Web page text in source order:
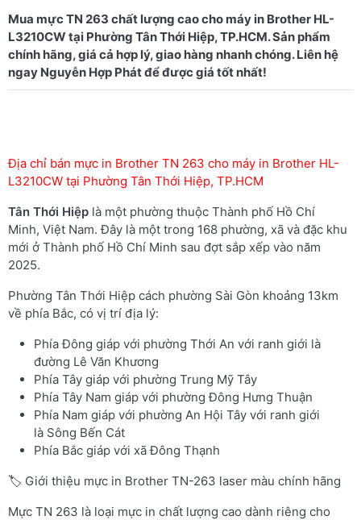
Mua mực TN 263 chất lượng cao cho máy in Brother HL-
L3210CW tại Phường Tân Thới Hiệp, TP.HCM. Sản phẩm
chính hãng, giá cả hợp lý, giao hàng nhanh chóng. Liên hệ
Địa chỉ bán mực in Brother TN 263 cho máy in Brother HL-
L3210CW tại Phường Tân Thới Hiệp, TP.HCM
Tân Thới Hiệp là một phường thuộc Thành phố Hồ Chí
Minh, Việt Nam. Đây là một trong 168 phường, xã và đặc khu
mới ở Thành phố Hồ Chí Minh sau đợt sắp xếp vào năm
2025.
Phường Tân Thới Hiệp cách phường Sài Gòn khoảng 13km
về phía Bắc, có vị trí địa lý:
Phía Đông giáp với phường Thới An với ranh giới là
đường Lê Văn Khương
Phía Tây giáp với phường Trung Mỹ Tây
Phía Tây Nam giáp với phường Đông Hưng Thuận
Phía Nam giáp với phường An Hội Tây với ranh giới
là Sông Bến Cát
Phía Bắc giáp với xã Đông Thạnh
🏷️ Giới thiệu mực in Brother TN-263 laser màu chính hãng
Mực TN 263 là loại mực in chất lượng cao dành riêng cho